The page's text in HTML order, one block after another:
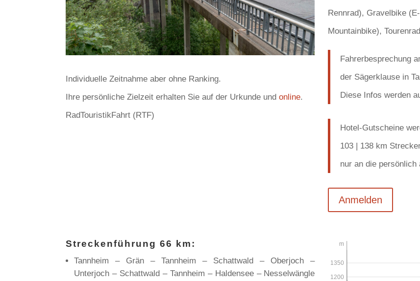
Individuelle Zeitnahme aber ohne Ranking.
Ihre persönliche Zielzeit erhalten Sie auf der Urkunde undonline.
RadTouristikFahrt (RTF)
Rennrad), Gravelbike
Mountainbike),
Fahrerbesprechung
der Sägerklause in
Diese Infos werden
Hotel-Gutscheine
103 | 138 km
nur an die persönlich
Anmelden
Streckenführung 66 km:
Tannheim – Grän – Tannheim – Schattwald – Oberjoch –
Unterjoch – Schattwald – Tannheim – Haldensee – Nesselwängle
1200
1350
m